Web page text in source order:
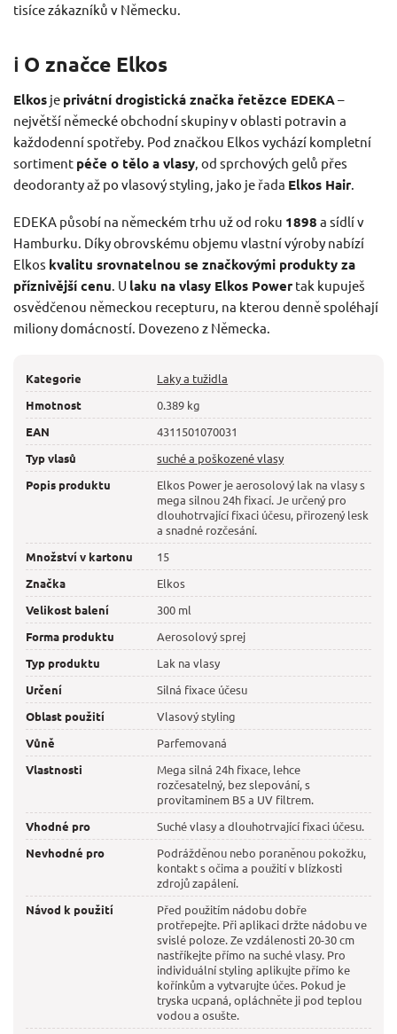
tisíce zákazníků v Německu.
ℹ️ O značce Elkos
Elkos je privátní drogistická značka řetězce EDEKA–
největší německé obchodní skupiny v oblasti potravin a
každodenní spotřeby. Pod značkou Elkos vychází kompletní
sortiment péče o tělo a vlasy, od sprchových gelů přes
deodoranty až po vlasový styling, jako je řada Elkos Hair.
EDEKA působí na německém trhu už od roku 1898 a sídlí v
Hamburku. Díky obrovskému objemu vlastní výroby nabízí
Elkos kvalitu srovnatelnou se značkovými produkty za
příznivější cenu. U laku na vlasy Elkos Power tak kupuješ
osvědčenou německou recepturu, na kterou denně spoléhají
miliony domácností. Dovezeno z Německa.
Kategorie
Laky a tužidla
Hmotnost
0.389 kg
EAN
4311501070031
Typ vlasů
suché a poškozené vlasy
Popis produktu
Elkos Power je aerosolový lak na vlasy s
mega silnou 24h fixací. Je určený pro
dlouhotrvající fixaci účesu, přirozený lesk
a snadné rozčesání.
Množství v kartonu
15
Značka
Elkos
Velikost balení
300 ml
Forma produktu
Aerosolový sprej
Typ produktu
Lak na vlasy
Určení
Silná fixace účesu
Oblast použití
Vlasový styling
Vůně
Parfemovaná
Vlastnosti
Mega silná 24h fixace, lehce
rozčesatelný, bez slepování, s
provitaminem B5 a UV filtrem.
Vhodné pro
Suché vlasy a dlouhotrvající fixaci účesu.
Nevhodné pro
Podrážděnou nebo poraněnou pokožku,
kontakt s očima a použití v blízkosti
zdrojů zapálení.
Návod k použití
Před použitím nádobu dobře
protřepejte. Při aplikaci držte nádobu ve
svislé poloze. Ze vzdálenosti 20-30 cm
nastříkejte přímo na suché vlasy. Pro
individuální styling aplikujte přímo ke
kořínkům a vytvarujte účes. Pokud je
tryska ucpaná, opláchněte ji pod teplou
vodou a osušte.